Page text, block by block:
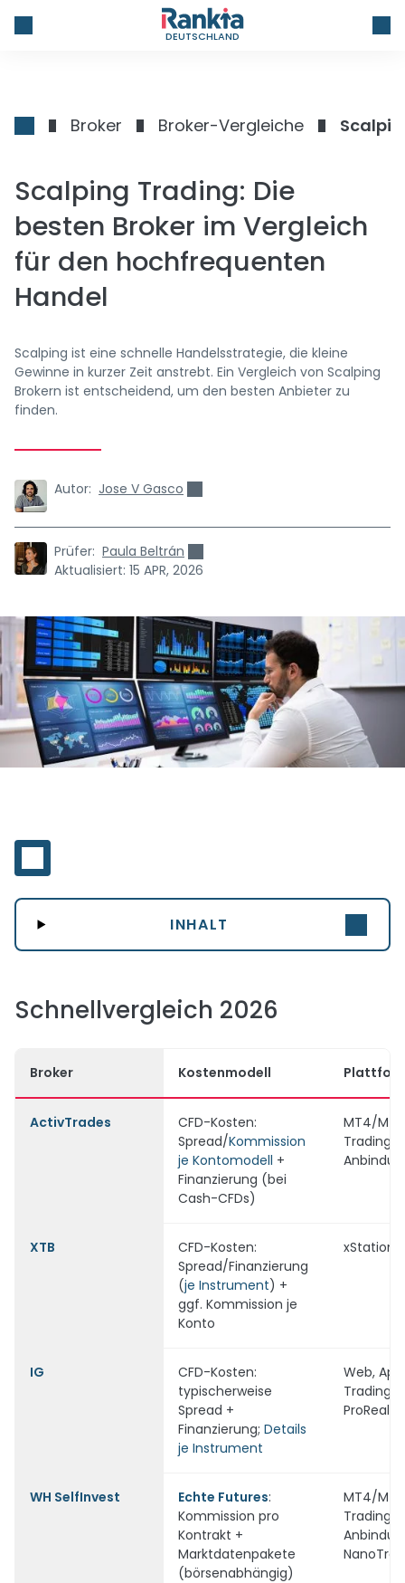
DEUTSCHLAND
Broker Broker-Vergleiche
Scalping Trading: Die
besten Broker im Vergleich
für den hochfrequenten
Handel
Scalping ist eine schnelle Handelsstrategie, die kleine
Gewinne in kurzer Zeit anstrebt. Ein Vergleich von Scalping
Brokern ist entscheidend, um den besten Anbieter zu
finden.
Autor: Jose V Gasco
Prüfer: Paula Beltrán
Aktualisiert: 15 APR, 2026
INHALT
Schnellvergleich 2026
Broker Kostenmodell
ActivTrades
CFD-Kosten:
Spread/Kommission
je Kontomodell +
Finanzierung (bei
Cash-CFDs)
MT4/
XTB
CFD-Kosten:
Spread/Finanzierung
(je Instrument) +
ggf. Kommission je
Konto
xStation
IG
CFD-Kosten:
typischerweise
Spread +
Finanzierung; Details
je Instrument
Web,
WH SelfInvest Echte Futures:
Kommission pro
Kontrakt +
Marktdatenpakete
(börsenabhängig)
MT4/